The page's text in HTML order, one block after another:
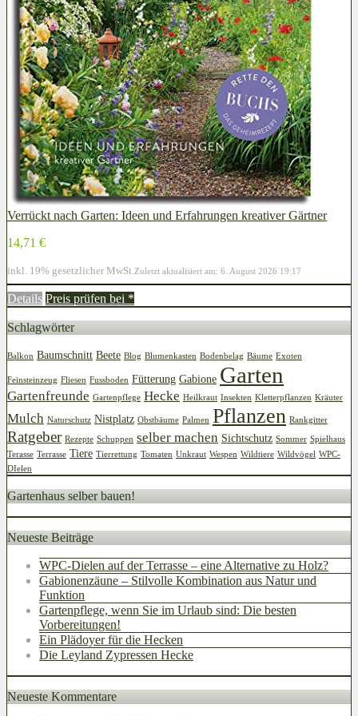
Verrückt nach Garten: Ideen und Erfahrungen kreativer Gärtner
14,71 €
inkl. 19% gesetzlicher MwSt. Zuletzt aktualisiert am: 6. August 2026 19:17
Details Preis prüfen bei *
Schlagwörter
Balkon Baumschnitt Beete Blog Blumenkasten Bodenbelag Bäume Exoten
Feinsteinzeug Fliesen Fussboden Fütterung Gabione Garten
Gartenfreunde Gartenpflege Hecke Heilkraut Insekten Kletterpflanzen Kräuter
Mulch Naturschutz Nistplatz Obstbäume Palmen Pflanzen Rankgitter
Ratgeber Rezepte Schuppen selber machen Sichtschutz Sommer Spielhaus
Terasse Terrasse Tiere Tierrettung Tomaten Unkraut Wespen Wildtiere Wildvögel WPC-
DIelen
Gartenhaus selber bauen!
Neueste Beiträge
WPC-Dielen auf der Terrasse – eine Alternative zu Holz?
Gabionenzäune – Stilvolle Kombination aus Natur und
Funktion
Gartenpflege, wenn Sie im Urlaub sind: Die besten
Vorbereitungen!
Ein Plädoyer für die Hecken
Die Leyland Zypressen Hecke
Neueste Kommentare